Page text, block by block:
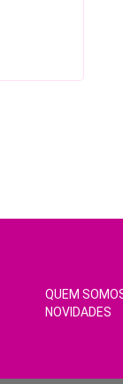
QUEM
NOVIDADES